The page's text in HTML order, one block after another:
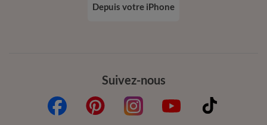
Suivez-nous
Depuis votre iPhone